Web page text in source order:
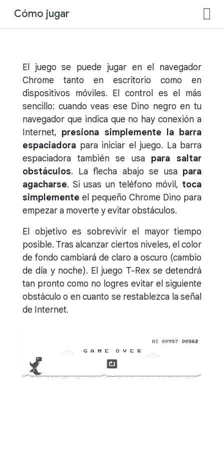
Cómo jugar
El juego se puede jugar en el navegador
Chrome tanto en escritorio como en
dispositivos móviles. El control es el más
sencillo: cuando veas ese Dino negro en tu
navegador que indica que no hay conexión a
Internet, presiona simplemente la barra
espaciadora para iniciar el juego. La barra
espaciadora también se usa para saltar
obstáculos. La flecha abajo se usa para
agacharse. Si usas un teléfono móvil, toca
simplemente el pequeño Chrome Dino para
empezar a moverte y evitar obstáculos.
El objetivo es sobrevivir el mayor tiempo
posible. Tras alcanzar ciertos niveles, el color
de fondo cambiará de claro a oscuro (cambio
de día y noche). El juego T-Rex se detendrá
tan pronto como no logres evitar el siguiente
obstáculo o en cuanto se restablezca la señal
de Internet.